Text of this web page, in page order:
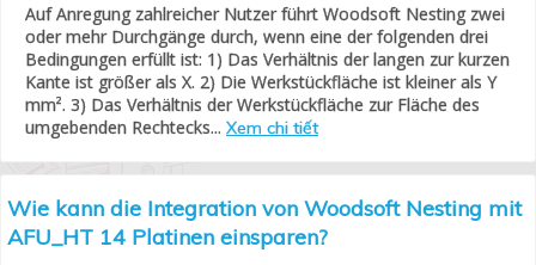
Auf Anregung zahlreicher Nutzer führt Woodsoft Nesting zwei
oder mehr Durchgänge durch, wenn eine der folgenden drei
Bedingungen erfüllt ist: 1) Das Verhältnis der langen zur kurzen
Kante ist größer als X. 2) Die Werkstückfläche ist kleiner als Y
mm². 3) Das Verhältnis der Werkstückfläche zur Fläche des
umgebenden Rechtecks... Xem chi tiết
Wie kann die Integration von Woodsoft Nesting mit
AFU_HT 14 Platinen einsparen?